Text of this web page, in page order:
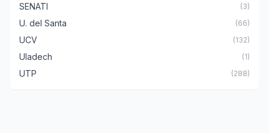
SENATI (3)
U. del Santa (66)
UCV (132)
Uladech (1)
UTP (288)